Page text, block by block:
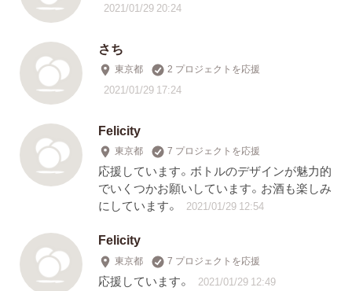
2021/01/29 20:24
さち
東京都 2 プロジェクトを応援
2021/01/29 17:24
Felicity
東京都 7 プロジェクトを応援
応援しています。ボトルのデザインが魅力的
でいくつかお願いしています。お酒も楽しみ
にしています。
2021/01/29 12:54
Felicity
東京都 7 プロジェクトを応援
応援しています。 2021/01/29 12:49